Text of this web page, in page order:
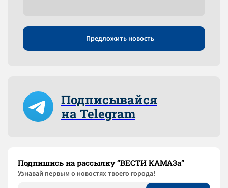
Предложить новость
Подписывайся
на Telegram
Подпишись на рассылку “ВЕСТИ КАМАЗа”
Узнaвай первым о новостях твоего города!